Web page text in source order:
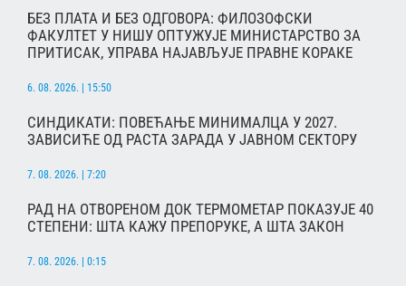
БЕЗ ПЛАТА И БЕЗ ОДГОВОРА: ФИЛОЗОФСКИ
ФАКУЛТЕТ У НИШУ ОПТУЖУЈЕ МИНИСТАРСТВО ЗА
ПРИТИСАК, УПРАВА НАЈАВЉУЈЕ ПРАВНЕ КОРАКЕ
6. 08. 2026. | 15:50
СИНДИКАТИ: ПОВЕЋАЊЕ МИНИМАЛЦА У 2027.
ЗАВИСИЋЕ ОД РАСТА ЗАРАДА У ЈАВНОМ СЕКТОРУ
7. 08. 2026. | 7:20
РАД НА ОТВОРЕНОМ ДОК ТЕРМОМЕТАР ПОКАЗУЈЕ 40
СТЕПЕНИ: ШТА КАЖУ ПРЕПОРУКЕ, А ШТА ЗАКОН
7. 08. 2026. | 0:15